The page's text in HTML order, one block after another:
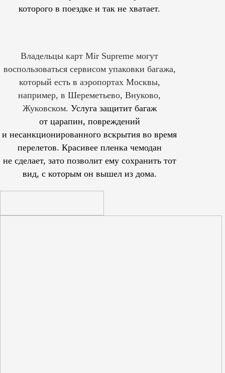
которого в поездке и так не хватает.
Владельцы карт Mir Supreme могут
воспользоваться сервисом упаковки багажа,
который есть в аэропортах Москвы,
например, в Шереметьево, Внуково,
Жуковском. Услуга защитит багаж
от царапин, повреждений
и несанкционированного вскрытия во время
перелетов. Красивее пленка чемодан
не сделает, зато позволит ему сохранить тот
вид, с которым он вышел из дома.